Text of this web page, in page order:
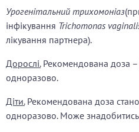
Урогенітальний трихомоніаз
інфікування Trichomonas
лікування партнера).
Дорослі.Рекомендована доза –
одноразово.
Діти.Рекомендована доза
одноразово. Може знадобитись